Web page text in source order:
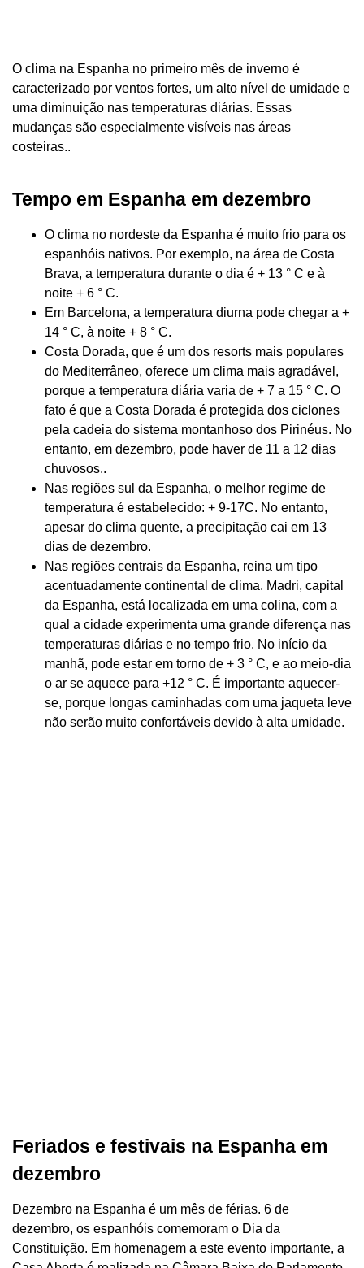
O clima na Espanha no primeiro mês de inverno é
caracterizado por ventos fortes, um alto nível de umidade e
uma diminuição nas temperaturas diárias. Essas
mudanças são especialmente visíveis nas áreas
costeiras..
Tempo em Espanha em dezembro
O clima no nordeste da Espanha é muito frio para os
espanhóis nativos. Por exemplo, na área de Costa
Brava, a temperatura durante o dia é + 13 ° C e à
noite + 6 ° C.
Em Barcelona, ​​a temperatura diurna pode chegar a +
14 ° C, à noite + 8 ° C.
Costa Dorada, que é um dos resorts mais populares
do Mediterrâneo, oferece um clima mais agradável,
porque a temperatura diária varia de + 7 a 15 ° C. O
fato é que a Costa Dorada é protegida dos ciclones
pela cadeia do sistema montanhoso dos Pirinéus. No
entanto, em dezembro, pode haver de 11 a 12 dias
chuvosos..
Nas regiões sul da Espanha, o melhor regime de
temperatura é estabelecido: + 9-17C. No entanto,
apesar do clima quente, a precipitação cai em 13
dias de dezembro.
Nas regiões centrais da Espanha, reina um tipo
acentuadamente continental de clima. Madri, capital
da Espanha, está localizada em uma colina, com a
qual a cidade experimenta uma grande diferença nas
temperaturas diárias e no tempo frio. No início da
manhã, pode estar em torno de + 3 ° C, e ao meio-dia
o ar se aquece para +12 ° C. É importante aquecer-
se, porque longas caminhadas com uma jaqueta leve
não serão muito confortáveis ​​devido à alta umidade.
Feriados e festivais na Espanha em
dezembro
Dezembro na Espanha é um mês de férias. 6 de
dezembro, os espanhóis comemoram o Dia da
Constituição. Em homenagem a este evento importante, a